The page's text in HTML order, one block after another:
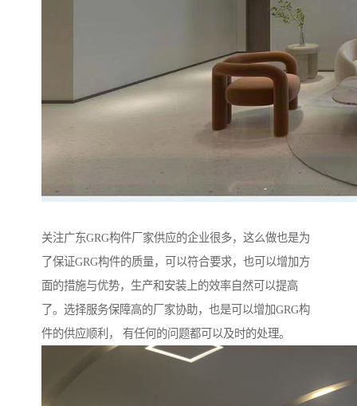
关注广东GRG构件厂家供应的企业很多，这么做也是为
了保证GRG构件的质量，可以符合要求，也可以增加方
面的措施与优势，生产和安装上的效率自然可以提高
了。选择服务保障高的厂家协助，也是可以增加GRG构
件的供应顺利， 有任何的问题都可以及时的处理。